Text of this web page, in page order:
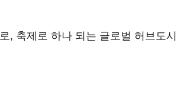
, 축제로 하나 되는 글로벌 허브도시